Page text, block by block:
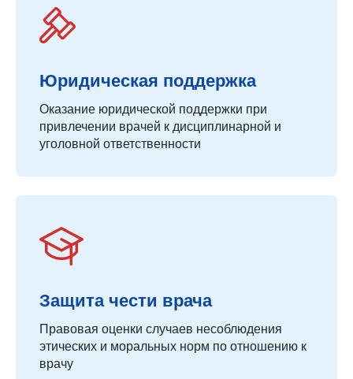
Юридическая поддержка
Оказание юридической поддержки при
привлечении врачей к дисциплинарной и
уголовной ответственности
Защита чести врача
Правовая оценки случаев несоблюдения
этических и моральных норм по отношению к
врачу